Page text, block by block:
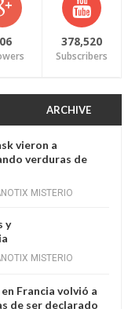
378,520
Subscribers
ARCHIVE
vieron a
verduras de
MISTERIO
y
MISTERIO
Francia volvió a
de ser declarado